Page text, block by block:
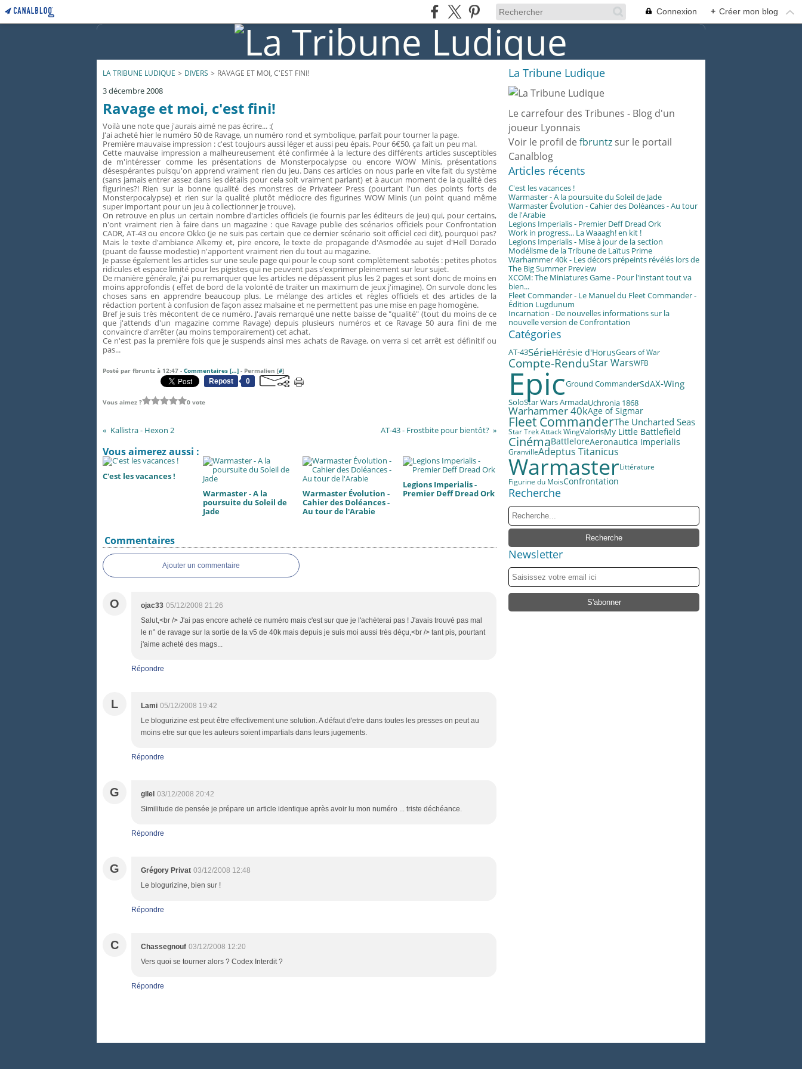
Connexion + Créer mon blog
LA TRIBUNE LUDIQUE > DIVERS > RAVAGE ET MOI, C'EST FINI!
3 décembre 2008
Ravage et moi, c'est fini!
Voilà une note que j'aurais aimé ne pas écrire... :(
J'ai acheté hier le numéro 50 de Ravage, un numéro rond et symbolique, parfait pour tourner la page.
Première mauvaise impression : c'est toujours aussi léger et aussi peu épais. Pour 6€50, ça fait un peu mal.
Cette mauvaise impression a malheureusement été confirmée à la lecture des différents articles susceptibles
de m'intéresser comme les présentations de Monsterpocalypse ou encore WOW Minis, présentations
désespérantes puisqu'on apprend vraiment rien du jeu. Dans ces articles on nous parle en vite fait du système
(sans jamais entrer assez dans les détails pour cela soit vraiment parlant) et à aucun moment de la qualité des
figurines?! Rien sur la bonne qualité des monstres de Privateer Press (pourtant l'un des points forts de
Monsterpocalypse) et rien sur la qualité plutôt médiocre des figurines WOW Minis (un point quand même
super important pour un jeu à collectionner je trouve).
On retrouve en plus un certain nombre d'articles officiels (ie fournis par les éditeurs de jeu) qui, pour certains,
n'ont vraiment rien à faire dans un magazine : que Ravage publie des scénarios officiels pour Confrontation
CADR, AT-43 ou encore Okko (je ne suis pas certain que ce dernier scénario soit officiel ceci dit), pourquoi pas?
Mais le texte d'ambiance Alkemy et, pire encore, le texte de propagande d'Asmodée au sujet d'Hell Dorado
(puant de fausse modestie) n'apportent vraiment rien du tout au magazine.
Je passe également les articles sur une seule page qui pour le coup sont complètement sabotés : petites photos
ridicules et espace limité pour les pigistes qui ne peuvent pas s'exprimer pleinement sur leur sujet.
De manière générale, j'ai pu remarquer que les articles ne dépassent plus les 2 pages et sont donc de moins en
moins approfondis ( effet de bord de la volonté de traiter un maximum de jeux j'imagine). On survole donc les
choses sans en apprendre beaucoup plus. Le mélange des articles et règles officiels et des articles de la
rédaction portent à confusion de façon assez malsaine et ne permettent pas une mise en page homogène.
Bref je suis très mécontent de ce numéro. J'avais remarqué une nette baisse de "qualité" (tout du moins de ce
que j'attends d'un magazine comme Ravage) depuis plusieurs numéros et ce Ravage 50 aura fini de me
convaincre d'arrêter (au moins temporairement) cet achat.
Ce n'est pas la première fois que je suspends ainsi mes achats de Ravage, on verra si cet arrêt est définitif ou
pas...
Posté par fbruntz à 12:47 - Commentaires […] - Permalien [#]
Repost
0
Vous aimez ? 0 vote
Kallistra - Hexon 2 AT-43 - Frostbite pour bientôt?
Vous aimerez aussi :
C'est les vacances !
Warmaster - A la
poursuite du Soleil de
Jade
Warmaster Évolution -
Cahier des Doléances -
Au tour de l'Arabie
Legions Imperialis -
Premier Deff Dread Ork
Commentaires
Ajouter un commentaire
O ojac33 05/12/2008 21:26
Salut,<br /> J'ai pas encore acheté ce numéro mais c'est sur que je l'achèterai pas ! J'avais trouvé pas mal
le n° de ravage sur la sortie de la v5 de 40k mais depuis je suis moi aussi très déçu,<br /> tant pis, pourtant
j'aime acheté des mags...
Répondre
L Lami 05/12/2008 19:42
Le blogurizine est peut être effectivement une solution. A défaut d'etre dans toutes les presses on peut au
moins etre sur que les auteurs soient impartials dans leurs jugements.
Répondre
G gilel 03/12/2008 20:42
Similitude de pensée je prépare un article identique après avoir lu mon numéro ... triste déchéance.
Répondre
G Grégory Privat 03/12/2008 12:48
Le blogurizine, bien sur !
Répondre
C Chassegnouf 03/12/2008 12:20
Vers quoi se tourner alors ? Codex Interdit ?
Répondre
La Tribune Ludique
Le carrefour des Tribunes - Blog d'un
joueur Lyonnais
Voir le profil de fbruntz sur le portail
Canalblog
Articles récents
C'est les vacances !
Warmaster - A la poursuite du Soleil de Jade
Warmaster Évolution - Cahier des Doléances - Au tour
de l'Arabie
Legions Imperialis - Premier Deff Dread Ork
Work in progress... La Waaagh! en kit !
Legions Imperialis - Mise à jour de la section
Modélisme de la Tribune de Laïtus Prime
Warhammer 40k - Les décors prépeints révélés lors de
The Big Summer Preview
XCOM: The Miniatures Game - Pour l'instant tout va
bien...
Fleet Commander - Le Manuel du Fleet Commander -
Édition Lugdunum
Incarnation - De nouvelles informations sur la
nouvelle version de Confrontation
Catégories
AT-43SérieHérésie d'HorusGears of War
Compte-RenduStar WarsWFB
EpicGround CommanderSdAX-Wing
SoloStar Wars ArmadaUchronia 1868
Warhammer 40kAge of Sigmar
Fleet CommanderThe Uncharted Seas
Star Trek Attack WingValorisMy Little Battlefield
CinémaBattleloreAeronautica Imperialis
GranvilleAdeptus Titanicus
WarmasterLittérature
Figurine du MoisConfrontation
Recherche
Newsletter